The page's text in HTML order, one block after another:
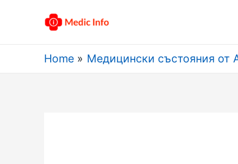
Home Медицински състояния от